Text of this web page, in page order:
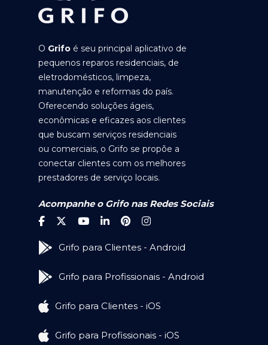
O Grifo é seu principal aplicativo de
pequenos reparos residenciais, de
eletrodomésticos, limpeza,
manutenção e reformas do país.
Oferecendo soluções ágeis,
econômicas e eficazes aos clientes
que buscam serviços residenciais
ou comerciais, o Grifo se propõe a
conectar clientes com os melhores
prestadores de serviço locais.
Acompanhe o Grifo nas Redes Sociais
Grifo para Clientes - Android
Grifo para Profissionais - Android
Grifo para Clientes - iOS
Grifo para Profissionais - iOS